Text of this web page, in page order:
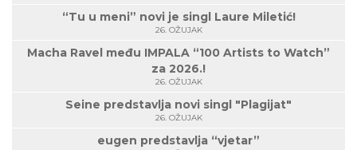
“Tu u meni” novi je singl Laure Miletić!
26. OŽUJAK
Macha Ravel među IMPALA “100 Artists to Watch”
za 2026.!
26. OŽUJAK
Seine predstavlja novi singl "Plagijat"
26. OŽUJAK
eugen predstavlja “vjetar”